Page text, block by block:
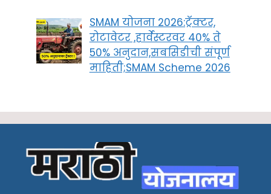
SMAM योजना 2026:ट्रॅक्टर,
रोटावेटर ,हार्वेस्टरवर 40% ते
50% अनुदान,सबसिडीची संपूर्ण
माहिती;SMAM Scheme 2026